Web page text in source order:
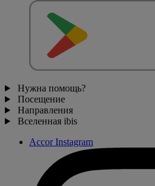
Нужна помощь?
Посещение
Направления
Вселенная ibis
Accor Instagram